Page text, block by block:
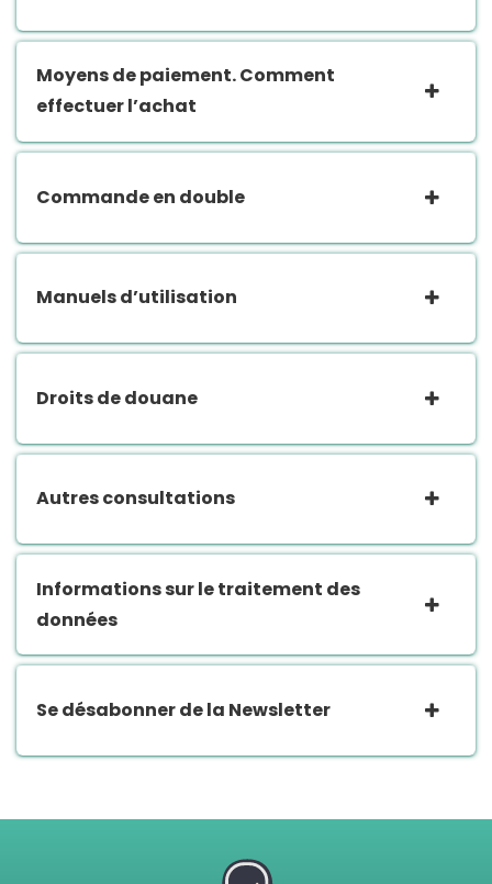
Moyens de paiement. Comment
effectuer l’achat
Commande en double
Manuels d’utilisation
Droits de douane
Autres consultations
Informations sur le traitement des
données
Se désabonner de la Newsletter